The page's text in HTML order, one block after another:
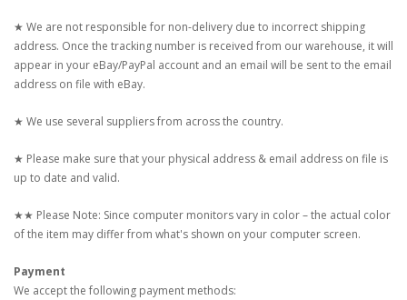
★ We are not responsible for non-delivery due to incorrect shipping
address. Once the tracking number is received from our warehouse, it will
appear in your eBay/PayPal account and an email will be sent to the email
address on file with eBay.
★ We use several suppliers from across the country.
★ Please make sure that your physical address & email address on file is
up to date and valid.
★★ Please Note: Since computer monitors vary in color – the actual color
of the item may differ from what's shown on your computer screen.
Payment
We accept the following payment methods: